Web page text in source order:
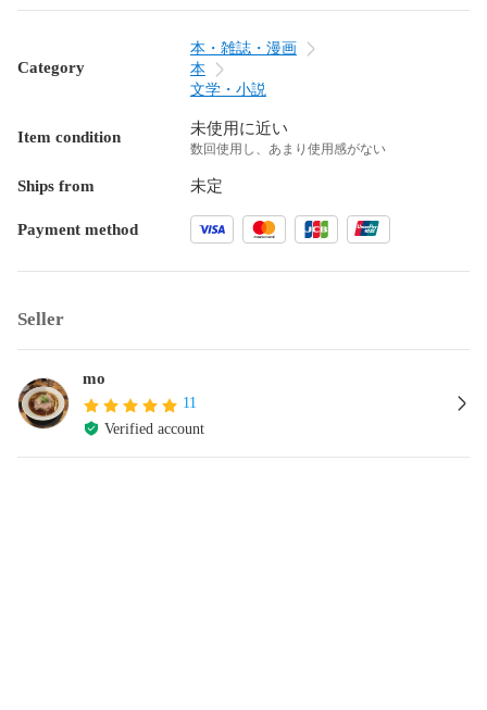
Category
本・雑誌・漫画
本
文学・小説
Item condition 未使用に近い
数回使用し、あまり使用感がない
Ships from 未定
Payment method
Seller
mo
11
Verified account